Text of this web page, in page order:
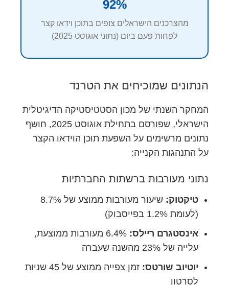
92%
מהצרכנים הישראלים צופים בתוכן וידאו קצר
לפחות פעם ביום (נתוני אוגוסט 2025)
הנתונים שמוכיחים את הטרנד
המחקר השנתי של מכון הסטטיסטיקה הדיגיטלית
הישראלי, שפורסם בתחילת אוגוסט 2025, חושף
נתונים מרשימים על השפעת תוכן הוידאו הקצר
על התנהגות הקנייה:
נתוני מעורבות ברשתות החברתיות
טיקטוק:
שיעור מעורבות ממוצע של 8.7%
(לעומת 1.2% בפייסבוק)
אינסטגרם ריילס:
6.4% מעורבות ממוצעת,
עלייה של 23% מהשנה שעברה
יוטיוב שורטס:
זמן צפייה ממוצע של 45 שניות
לסרטון